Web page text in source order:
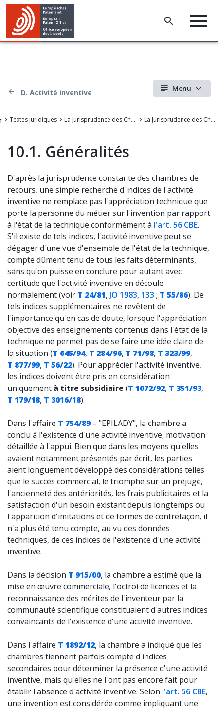
D. Activité inventive Menu
Textes juridiques La Jurisprudence des Chambers de recours de l'OEB La Jurisprudence des Chambres de recours de l'Office européen des brevets
10.1. Généralités
D'après la jurisprudence constante des chambres de
recours, une simple recherche d'indices de l'activité
inventive ne remplace pas l'appréciation technique que
porte la personne du métier sur l'invention par rapport
à l'état de la technique conformément à l'art. 56 CBE.
S'il existe de tels indices, l'activité inventive peut se
dégager d'une vue d'ensemble de l'état de la technique,
compte dûment tenu de tous les faits déterminants,
sans qu'on puisse en conclure pour autant avec
certitude que l'activité inventive en découle
normalement (voir T 24/81, JO 1983, 133 ; T 55/86). De
tels indices supplémentaires ne revêtent de
l'importance qu'en cas de doute, lorsque l'appréciation
objective des enseignements contenus dans l'état de la
technique ne permet pas de se faire une idée claire de
la situation (T 645/94, T 284/96, T 71/98, T 323/99,
T 877/99, T 56/22). Pour apprécier l'activité inventive,
les indices doivent être pris en considération
uniquement à titre subsidiaire (T 1072/92, T 351/93,
T 179/18, T 3016/18).
Dans l'affaire T 754/89 – "EPILADY", la chambre a
conclu à l'existence d'une activité inventive, motivation
détaillée à l'appui. Bien que dans les moyens qu'elles
avaient notamment présentés par écrit, les parties
aient longuement développé des considérations telles
que le succès commercial, le triomphe sur un préjugé,
l'ancienneté des antériorités, les frais publicitaires et la
satisfaction d'un besoin existant depuis longtemps ou
l'apparition d'imitations et de formes de contrefaçon, il
n'a plus été tenu compte, au vu des données
techniques, de ces indices de l'existence d'une activité
inventive.
Dans la décision T 915/00, la chambre a estimé que la
mise en œuvre commerciale, l'octroi de licences et la
reconnaissance des mérites de l'inventeur par la
communauté scientifique constituaient d'autres indices
convaincants de l'existence d'une activité inventive.
Dans l'affaire T 1892/12, la chambre a indiqué que les
chambres tiennent parfois compte d'indices
secondaires pour déterminer la présence d'une activité
inventive, mais qu'elles ne l'ont pas encore fait pour
établir l'absence d'activité inventive. Selon l'art. 56 CBE,
une invention est considérée comme impliquant une